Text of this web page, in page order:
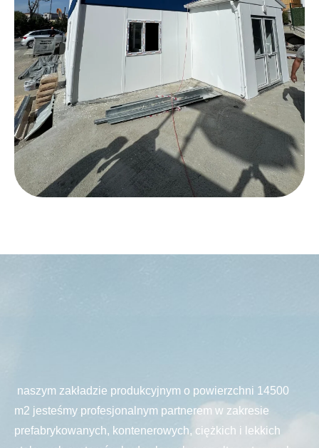
naszym zakładzie produkcyjnym o powierzchni 14500
m2 jesteśmy profesjonalnym partnerem w zakresie
prefabrykowanych, kontenerowych, ciężkich i lekkich